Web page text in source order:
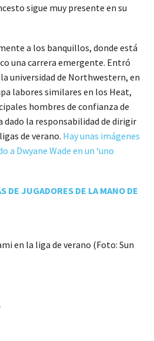
sigue muy presente en su
a los banquillos, donde está
una carrera emergente. Entró
universidad de Northwestern, en
labores similares en los Heat,
hombres de confianza de
dado la responsabilidad de dirigir
de verano. Hay unas imágenes
a Dwyane Wade en un ‘uno
DE JUGADORES DE LA MANO DE
en la liga de verano (Foto: Sun